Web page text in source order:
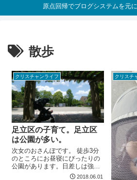
原点回帰でブログシステムを元に
散歩
クリスチャンライフ
足立区の子育て。足立区
は公園が多い。
次女のおさんぽです。 徒歩3分
のところにお昼寝にぴったりの
公園があります。日差しは強い
のですが、緑のカーテンのおか
2018.06.01
クリスチ